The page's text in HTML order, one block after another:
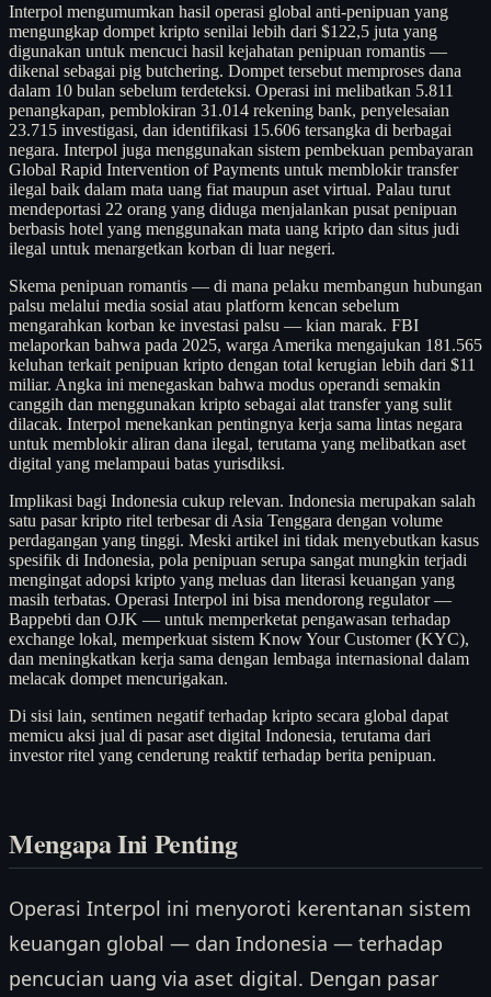
Interpol mengumumkan hasil operasi global anti-penipuan yang
mengungkap dompet kripto senilai lebih dari $122,5 juta yang
digunakan untuk mencuci hasil kejahatan penipuan romantis —
dikenal sebagai pig butchering. Dompet tersebut memproses dana
dalam 10 bulan sebelum terdeteksi. Operasi ini melibatkan 5.811
penangkapan, pemblokiran 31.014 rekening bank, penyelesaian
23.715 investigasi, dan identifikasi 15.606 tersangka di berbagai
negara. Interpol juga menggunakan sistem pembekuan pembayaran
Global Rapid Intervention of Payments untuk memblokir transfer
ilegal baik dalam mata uang fiat maupun aset virtual. Palau turut
mendeportasi 22 orang yang diduga menjalankan pusat penipuan
berbasis hotel yang menggunakan mata uang kripto dan situs judi
ilegal untuk menargetkan korban di luar negeri.
Skema penipuan romantis — di mana pelaku membangun hubungan
palsu melalui media sosial atau platform kencan sebelum
mengarahkan korban ke investasi palsu — kian marak. FBI
melaporkan bahwa pada 2025, warga Amerika mengajukan 181.565
keluhan terkait penipuan kripto dengan total kerugian lebih dari $11
miliar. Angka ini menegaskan bahwa modus operandi semakin
canggih dan menggunakan kripto sebagai alat transfer yang sulit
dilacak. Interpol menekankan pentingnya kerja sama lintas negara
untuk memblokir aliran dana ilegal, terutama yang melibatkan aset
digital yang melampaui batas yurisdiksi.
Implikasi bagi Indonesia cukup relevan. Indonesia merupakan salah
satu pasar kripto ritel terbesar di Asia Tenggara dengan volume
perdagangan yang tinggi. Meski artikel ini tidak menyebutkan kasus
spesifik di Indonesia, pola penipuan serupa sangat mungkin terjadi
mengingat adopsi kripto yang meluas dan literasi keuangan yang
masih terbatas. Operasi Interpol ini bisa mendorong regulator —
Bappebti dan OJK — untuk memperketat pengawasan terhadap
exchange lokal, memperkuat sistem Know Your Customer (KYC),
dan meningkatkan kerja sama dengan lembaga internasional dalam
melacak dompet mencurigakan.
Di sisi lain, sentimen negatif terhadap kripto secara global dapat
memicu aksi jual di pasar aset digital Indonesia, terutama dari
investor ritel yang cenderung reaktif terhadap berita penipuan.
Mengapa Ini Penting
Operasi Interpol ini menyoroti kerentanan sistem
keuangan global — dan Indonesia — terhadap
pencucian uang via aset digital. Dengan pasar